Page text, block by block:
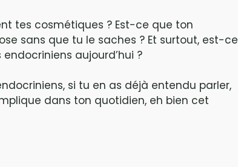
tes cosmétiques ? Est-ce que ton
sans que tu le saches ? Et surtout, est-ce
aujourd’hui ?
si tu en as déjà entendu parler,
dans ton quotidien, eh bien cet